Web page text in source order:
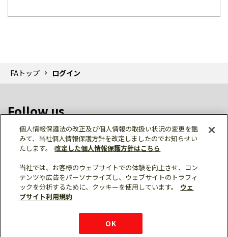
FAトップ ログイン
Follow us
個人情報保護 利用規約
ご利用にあたって
サイトマップ
三菱電機トップ
個人情報保護法の改正及び個人情報の取扱い状況の変更を鑑
みて、当社個人情報保護方針を改定しましたのでお知らせい
たします。
改定した個人情報保護方針はこちら
当社では、お客様のウェブサイトでの体験を向上させ、コン
テンツや広告をパーソナライズし、ウェブサイトのトラフィ
ックを分析するために、クッキーを使用しています。
ウェ
ブサイト利用規約
OK
チャットサービス